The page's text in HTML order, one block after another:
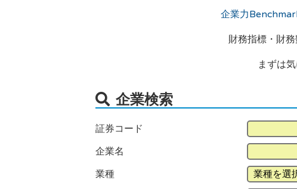
企業力
財務指標・財務
まずは
企業検索
証券コード
企業名
業種